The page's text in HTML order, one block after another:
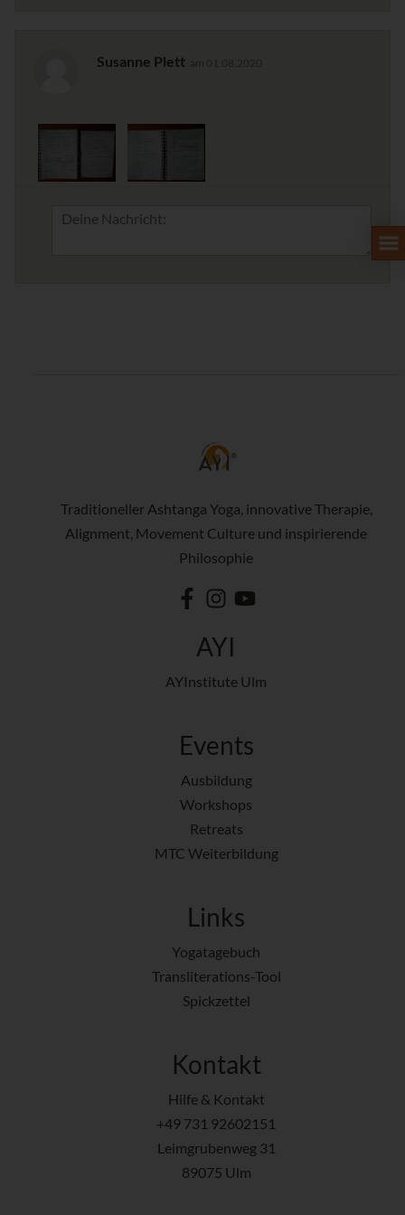
Susanne Plett
Traditioneller Ashtanga Yoga, innovative Therapie,
Alignment, Movement Culture und inspirierende
Philosophie
AYI
AYInstitute Ulm
Events
Ausbildung
Workshops
Retreats
MTC Weiterbildung
Links
Yogatagebuch
Transliterations-Tool
Spickzettel
Kontakt
Hilfe & Kontakt
+49 731 92602151
Leimgrubenweg 31
89075 Ulm